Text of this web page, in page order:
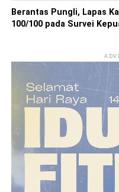
Berantas Pungli, Lapas
100/100 pada Survei